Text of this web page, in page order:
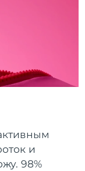
и
98%
дата доставки
дата доставки
11/8/26
дата доставки
дата доставки